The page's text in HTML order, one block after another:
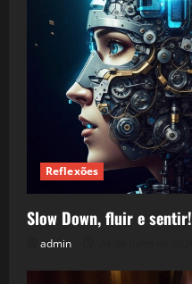
Reflexões
Slow Down, fluir e sentir!
admin